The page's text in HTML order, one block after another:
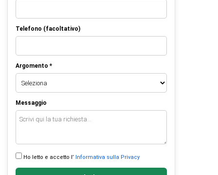
Telefono (facoltativo)
Argomento *
Messaggio
Ho letto e accetto l’ Informativa sulla Privacy